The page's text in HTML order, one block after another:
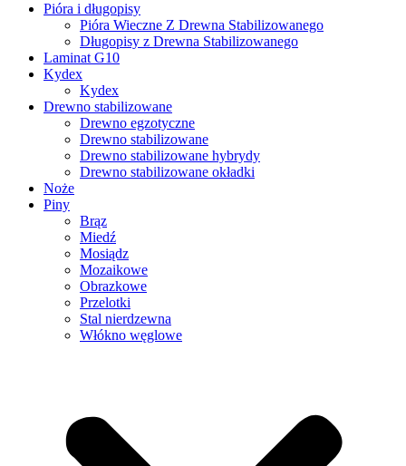
Pióra i długopisy
Pióra Wieczne Z Drewna Stabilizowanego
Długopisy z Drewna Stabilizowanego
Laminat G10
Kydex
Kydex
Drewno stabilizowane
Drewno egzotyczne
Drewno stabilizowane
Drewno stabilizowane hybrydy
Drewno stabilizowane okładki
Noże
Piny
Brąz
Miedź
Mosiądz
Mozaikowe
Obrazkowe
Przelotki
Stal nierdzewna
Włókno węglowe